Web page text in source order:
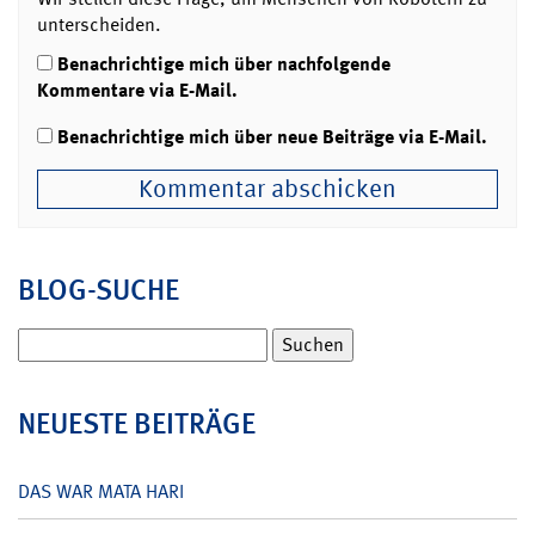
unterscheiden.
Benachrichtige mich über nachfolgende
Kommentare via E-Mail.
Benachrichtige mich über neue Beiträge via E-Mail.
BLOG-SUCHE
nach:
NEUESTE BEITRÄGE
DAS WAR MATA HARI